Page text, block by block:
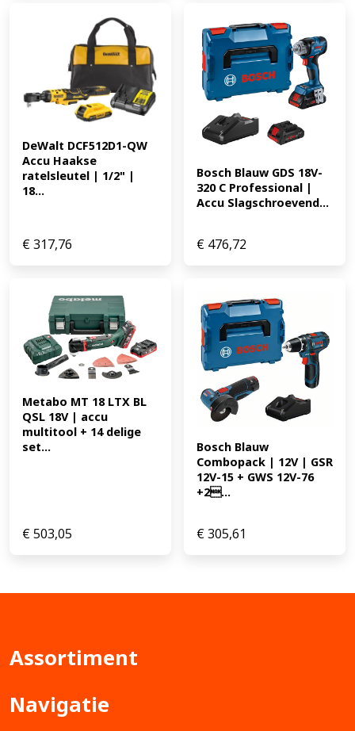
DeWalt DCF512D1-QW
Accu Haakse
ratelsleutel | 1/2" |
18...
€317,76
Bosch Blauw GDS 18V-
320 C Professional |
Accu Slagschroevend...
€ 476,72
Metabo MT 18 LTX BL
QSL 18V | accu
multitool + 14 delige
set...
€503,05
Bosch Blauw
Combopack | 12V | GSR
12V-15 + GWS 12V-76
+2...
€305,61
Assortiment
Navigatie